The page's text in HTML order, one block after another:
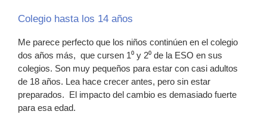
Colegio hasta los 14 años
Me parece perfecto que los niños continúen en el colegio
dos años más, que cursen 1⁰ y 2⁰ de la ESO en sus
colegios. Son muy pequeños para estar con casi adultos
de 18 años. Lea hace crecer antes, pero sin estar
preparados. El impacto del cambio es demasiado fuerte
para esa edad.